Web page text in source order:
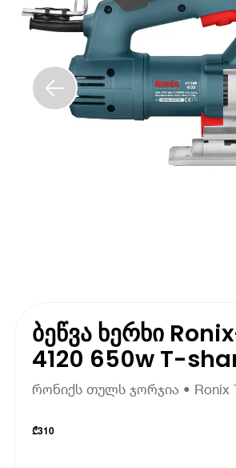
ბეწვა ხერხი
4120 650w T-
რონიქს თულს ჯორჯია • Ronix
₾310